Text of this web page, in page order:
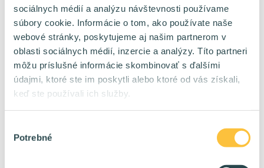
sociálnych médií a analýzu návštevnosti používame
súbory cookie. Informácie o tom, ako používate naše
webové stránky, poskytujeme aj našim partnerom v
oblasti sociálnych médií, inzercie a analýzy. Títo partneri
môžu príslušné informácie skombinovať s ďalšími
údajmi, ktoré ste im poskytli alebo ktoré od vás získali,
keď ste používali ich služby.
súhlasu
Potrebné
HomeOffice: 100 %
Plat: 6400 - 9000 eur/mes na kontrakt
Security Admin 🔥
Forma: Kontrakt / TPP
Lokalita: Bratislava Žilina Liptovský Mikuláš